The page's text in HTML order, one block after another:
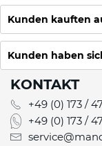
Kunden kauften
Kunden haben
KONTAKT
+49 (0) 173 /
+49 (0) 173 /